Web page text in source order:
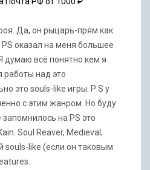
Да, он рыцарь-прям как
оказал на меня большее
думаю всё понятно кем я
работы над это
это souls-like игры. P S у
с этим жанром. Но буду
на PS это
Soul Reaver, Medieval,
souls-like (если он таковым